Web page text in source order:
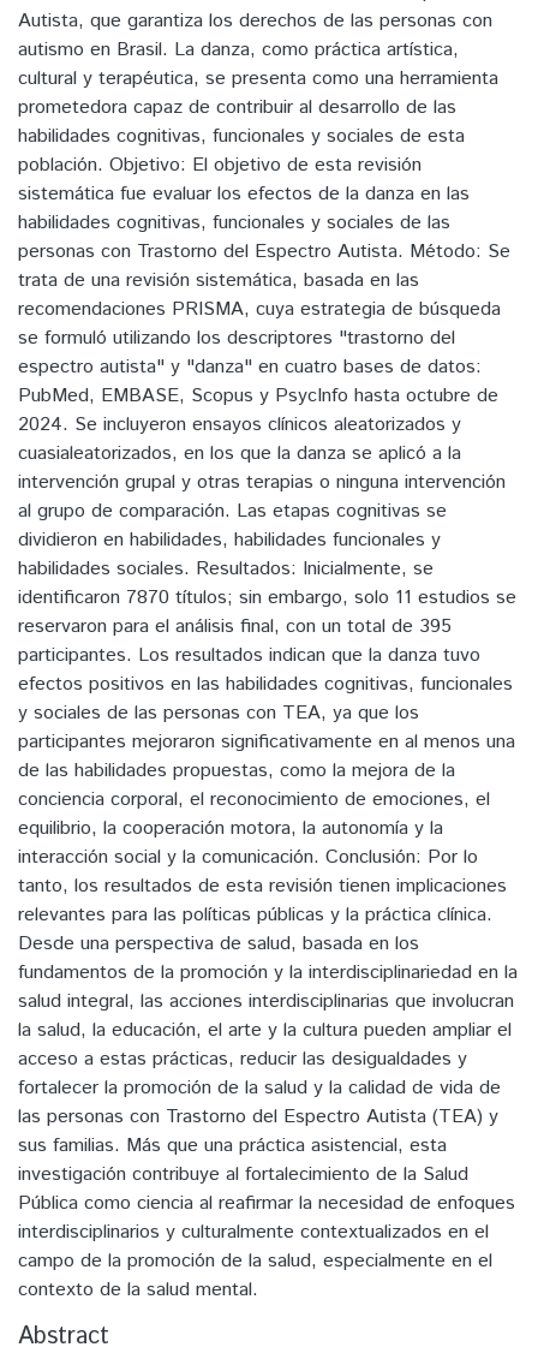
Autista, que garantiza los derechos de las personas con
autismo en Brasil. La danza, como práctica artística,
cultural y terapéutica, se presenta como una herramienta
prometedora capaz de contribuir al desarrollo de las
habilidades cognitivas, funcionales y sociales de esta
población. Objetivo: El objetivo de esta revisión
sistemática fue evaluar los efectos de la danza en las
habilidades cognitivas, funcionales y sociales de las
personas con Trastorno del Espectro Autista. Método: Se
trata de una revisión sistemática, basada en las
recomendaciones PRISMA, cuya estrategia de búsqueda
se formuló utilizando los descriptores "trastorno del
espectro autista" y "danza" en cuatro bases de datos:
PubMed, EMBASE, Scopus y PsycInfo hasta octubre de
2024. Se incluyeron ensayos clínicos aleatorizados y
cuasialeatorizados, en los que la danza se aplicó a la
intervención grupal y otras terapias o ninguna intervención
al grupo de comparación. Las etapas cognitivas se
dividieron en habilidades, habilidades funcionales y
habilidades sociales. Resultados: Inicialmente, se
identificaron 7870 títulos; sin embargo, solo 11 estudios se
reservaron para el análisis final, con un total de 395
participantes. Los resultados indican que la danza tuvo
efectos positivos en las habilidades cognitivas, funcionales
y sociales de las personas con TEA, ya que los
participantes mejoraron significativamente en al menos una
de las habilidades propuestas, como la mejora de la
conciencia corporal, el reconocimiento de emociones, el
equilibrio, la cooperación motora, la autonomía y la
interacción social y la comunicación. Conclusión: Por lo
tanto, los resultados de esta revisión tienen implicaciones
relevantes para las políticas públicas y la práctica clínica.
Desde una perspectiva de salud, basada en los
fundamentos de la promoción y la interdisciplinariedad en la
salud integral, las acciones interdisciplinarias que involucran
la salud, la educación, el arte y la cultura pueden ampliar el
acceso a estas prácticas, reducir las desigualdades y
fortalecer la promoción de la salud y la calidad de vida de
las personas con Trastorno del Espectro Autista (TEA) y
sus familias. Más que una práctica asistencial, esta
investigación contribuye al fortalecimiento de la Salud
Pública como ciencia al reafirmar la necesidad de enfoques
interdisciplinarios y culturalmente contextualizados en el
campo de la promoción de la salud, especialmente en el
contexto de la salud mental.
Abstract